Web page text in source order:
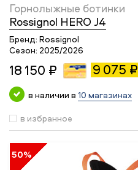
Горнолыжные ботинки
Rossignol HERO J4
Бренд: Rossignol
Сезон: 2025/2026
18 150 ₽ 9 075 ₽
в наличии в 10 магазинах
в избранное
50%